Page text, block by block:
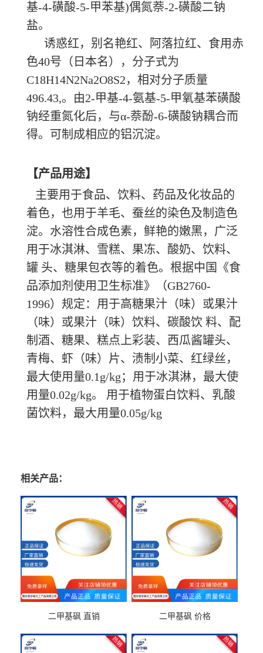
基-4-磺酸-5-甲苯基)偶氮萘-2-磺酸二钠
盐。
诱惑红，别名艳红、阿落拉红、食用赤
色40号（日本名），分子式为
C18H14N2Na2O8S2，相对分子质量
496.43,。由2-甲基-4-氨基-5-甲氧基苯磺酸
钠经重氮化后，与α-萘酚-6-磺酸钠耦合而
得。可制成相应的铝沉淀。
【产品用途】
主要用于食品、饮料、药品及化妆品的
着色，也用于羊毛、蚕丝的染色及制造色
淀。水溶性合成色素，鲜艳的嫩黑，广泛
用于冰淇淋、雪糕、果冻、酸奶、饮料、
罐 头、糖果包衣等的着色。根据中国《食
品添加剂使用卫生标准》（GB2760-
1996）规定：用于高糖果汁（味）或果汁
（味）或果汁（味）饮料、碳酸饮 料、配
制酒、糖果、糕点上彩装、西瓜酱罐头、
青梅、虾（味）片、渍制小菜、红绿丝，
最大使用量0.1g/kg；用于冰淇淋，最大使
用量0.02g/kg。 用于植物蛋白饮料、乳酸
菌饮料，最大用量0.05g/kg
相关产品：
二甲基砜 直销 二甲基砜 价格